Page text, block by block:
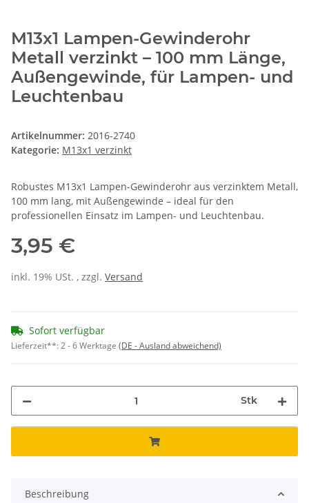
M13x1 Lampen-Gewinderohr
Metall verzinkt – 100 mm Länge,
Außengewinde, für Lampen- und
Leuchtenbau
Artikelnummer: 2016-2740
Kategorie: M13x1 verzinkt
Robustes M13x1 Lampen-Gewinderohr aus verzinktem Metall,
100 mm lang, mit Außengewinde – ideal für den
professionellen Einsatz im Lampen- und Leuchtenbau.
3,95 €
inkl. 19% USt. , zzgl. Versand
Sofort verfügbar
Lieferzeit**:2 - 6 Werktage (DE - Ausland abweichend)
Stk
Beschreibung